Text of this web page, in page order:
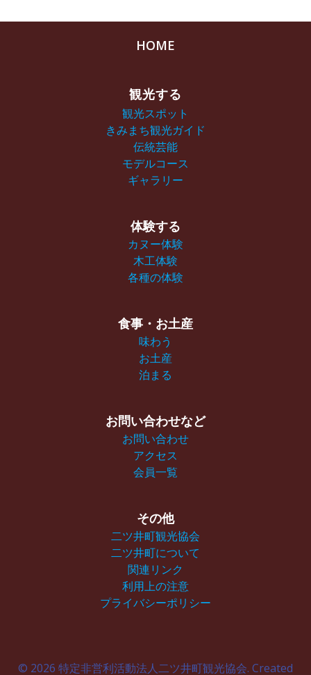
HOME
観光する
観光スポット
きみまち観光ガイド
伝統芸能
モデルコース
ギャラリー
体験する
カヌー体験
木工体験
各種の体験
食事・お土産
味わう
お土産
泊まる
お問い合わせなど
お問い合わせ
アクセス
会員一覧
その他
二ツ井町観光協会
二ツ井町について
関連リンク
利用上の注意
プライバシーポリシー
© 2026 特定非営利活動法人二ツ井町観光協会. Created